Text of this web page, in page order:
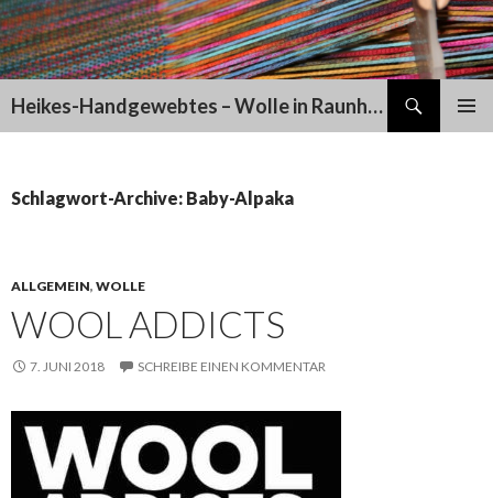
Heikes-Handgewebtes – Wolle in Raunheim
Schlagwort-Archive: Baby-Alpaka
ALLGEMEIN, WOLLE
WOOL ADDICTS
7. JUNI 2018 SCHREIBE EINEN KOMMENTAR